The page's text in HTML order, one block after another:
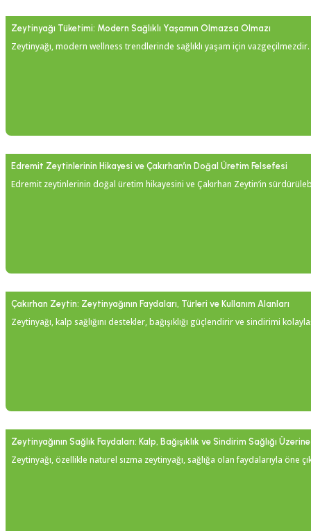
Zeytinyağı Tüketimi: Modern Sağlıklı Yaşamın Olmazsa Olmazı
Zeytinyağı, modern wellness trendlerinde sağlıklı yaşam için vazgeçilmezdir.
Edremit Zeytinlerinin Hikayesi ve Çakırhan’ın Doğal Üretim Felsefesi
Edremit zeytinlerinin doğal üretim hikayesini ve Çakırhan Zeytin’in
Çakırhan Zeytin: Zeytinyağının Faydaları, Türleri ve Kullanım Alanları
Zeytinyağı, kalp sağlığını destekler, bağışıklığı güçlendirir ve sindirimi
Zeytinyağının Sağlık Faydaları: Kalp, Bağışıklık ve Sindirim Sağlığı
Zeytinyağı, özellikle naturel sızma zeytinyağı, sağlığa olan faydalarıyla öne